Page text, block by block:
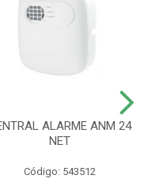
ALARME ANM 24
NET
Código: 543512